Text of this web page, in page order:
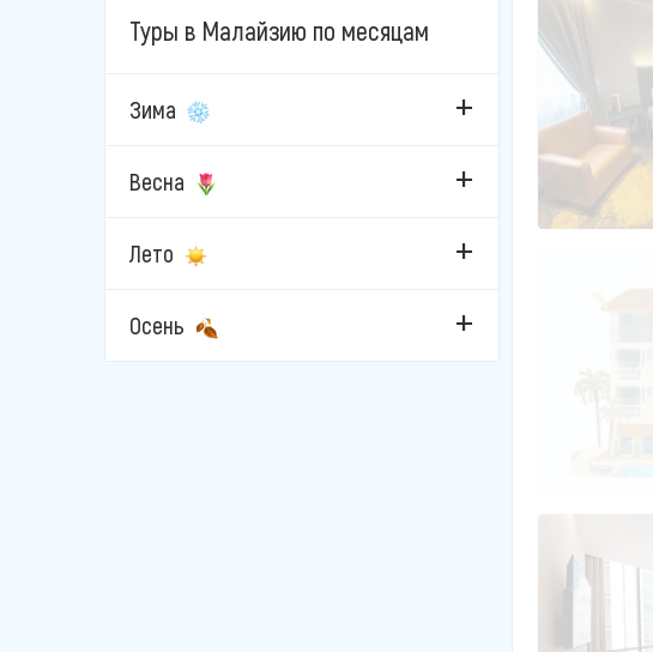
Туры в Малайзию по месяцам
Зима
Весна
Лето
Осень